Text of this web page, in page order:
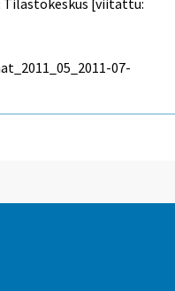
Tilastokeskus [viitattu:
07-